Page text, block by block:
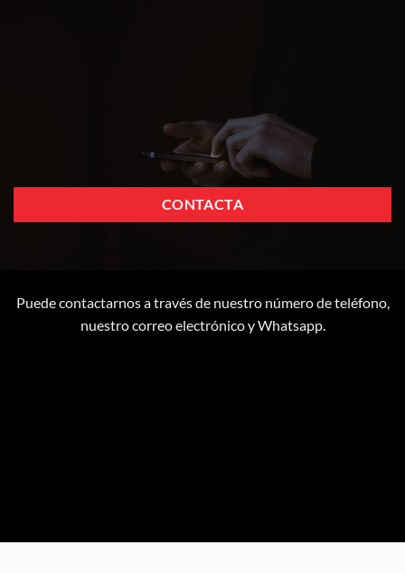
CONTACTA
Puede contactarnos a través de nuestro número de teléfono,
nuestro correo electrónico y Whatsapp.